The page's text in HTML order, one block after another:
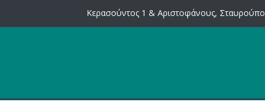
Κερασούντος 1 & Αριστοφάνους,